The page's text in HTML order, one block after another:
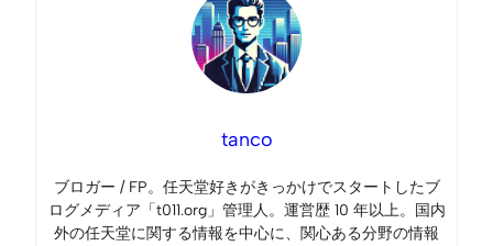
tanco
ブロガー / FP。任天堂好きがきっかけでスタートしたブ
ログメディア「t011.org」管理人。運営歴 10 年以上。国内
外の任天堂に関する情報を中心に、関心ある分野の情報